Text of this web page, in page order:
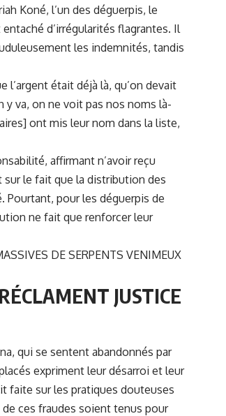
Koné, l’un des déguerpis, le
d’irrégularités flagrantes. Il
les indemnités, tandis
l’argent était déjà là, qu’on devait
y va, on ne voit pas nos noms là-
ont mis leur nom dans la liste,
affirmant n’avoir reçu
le fait que la distribution des
Pourtant, pour les déguerpis de
ne fait que renforcer leur
DE SERPENTS VENIMEUX
JUSTICE
qui se sentent abandonnés par
expriment leur désarroi et leur
faite sur les pratiques douteuses
ces fraudes soient tenus pour